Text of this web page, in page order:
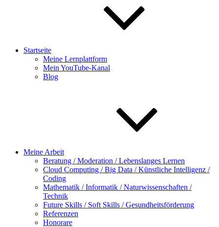
Startseite
Meine Lernplattform
Mein YouTube-Kanal
Blog
Meine Arbeit
Beratung / Moderation / Lebenslanges Lernen
Cloud Computing / Big Data / Künstliche Intelligenz /
Coding
Mathematik / Informatik / Naturwissenschaften /
Technik
Future Skills / Soft Skills / Gesundheitsförderung
Referenzen
Honorare